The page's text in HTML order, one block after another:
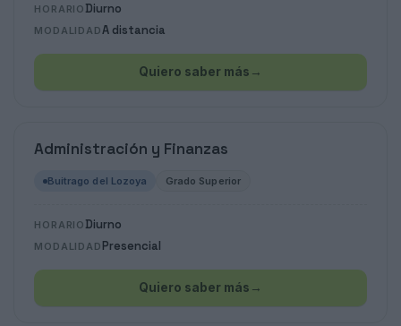
HORARIO Diurno
MODALIDADA distancia
Quiero saber más →
Administración y Finanzas
Buitrago del Lozoya Grado Superior
HORARIO Diurno
MODALIDAD Presencial
Quiero saber más →